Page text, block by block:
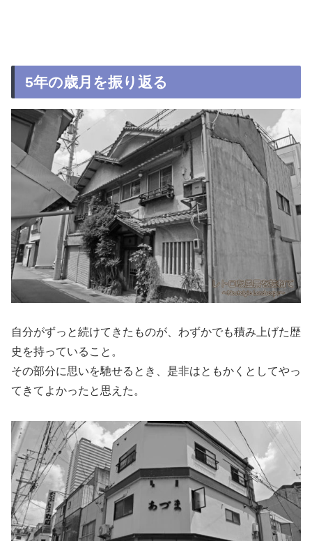
5年の歳月を振り返る
自分がずっと続けてきたものが、わずかでも積み上げた歴
史を持っていること。
その部分に思いを馳せるとき、是非はともかくとしてやっ
てきてよかったと思えた。